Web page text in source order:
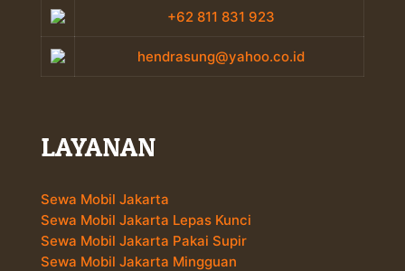
+62 811 831 923
hendrasung@yahoo.co.id
LAYANAN
Sewa Mobil Jakarta
Sewa Mobil Jakarta Lepas Kunci
Sewa Mobil Jakarta Pakai Supir
Sewa Mobil Jakarta Mingguan